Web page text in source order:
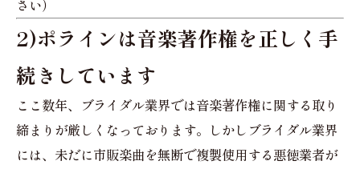
さい）
2)ポラインは音楽著作権を正しく手
続きしています
ここ数年、ブライダル業界では音楽著作権に関する取り
締まりが厳しくなっております。しかしブライダル業界
には、未だに市販楽曲を無断で複製使用する悪徳業者が